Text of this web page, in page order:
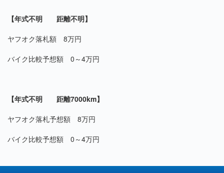
【年式不明 距離不明】
ヤフオク落札額 8万円
バイク比較予想額 0～4万円
【年式不明 距離7000km】
ヤフオク落札予想額 8万円
バイク比較予想額 0～4万円